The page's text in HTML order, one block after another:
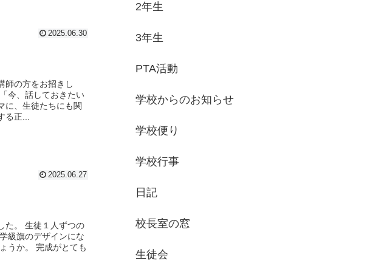
2025.06.30
師の方をお招きし
今、話しておきたい
に、生徒たちにも関
正...
2025.06.27
た。 生徒１人ずつの
級旗のデザインにな
うか。 完成がとても
2年生
3年生
PTA活動
学校からのお知らせ
学校便り
学校行事
日記
校長室の窓
生徒会